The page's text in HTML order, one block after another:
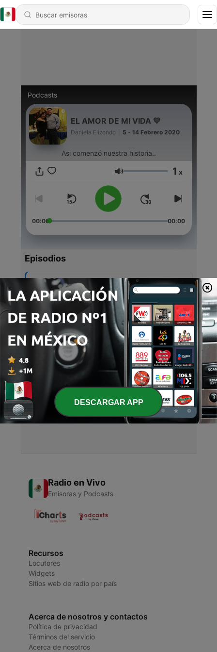
Podcasts
EL AMOR DE MI VIDA 💙
Daniela Elizondo 5 - 14 Febrero 2020
Asi comenzó nuestra historia..
Volumen 1 x
00:00 00:00
Episodios
- 14 Febrero 2020
31 oct. 2020
4 - ¿Quieres ser mi novia?
31 oct. 2020
3 - Primer cita.
30 oct. 2020
2 Gracias por llegar a mi vida.
30 oct. 2020
1 EL AMOR DE MI VIDA 💙 (Trailer)
30 oct. 2020
Radio en Vivo
Emisoras y Podcasts
Recursos
Locutores
Widgets
Sitios web de radio por país
Acerca de nosotros y contactos
Política de privacidad
Términos del servicio
Acerca de nosotros
DESCARGAR APP